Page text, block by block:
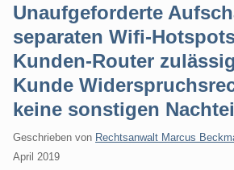
Unaufgeforderte
separaten Wifi-
Kunden-Router
Kunde
keine sonstigen
Geschrieben von Rechtsanwalt Marcus
April 2019